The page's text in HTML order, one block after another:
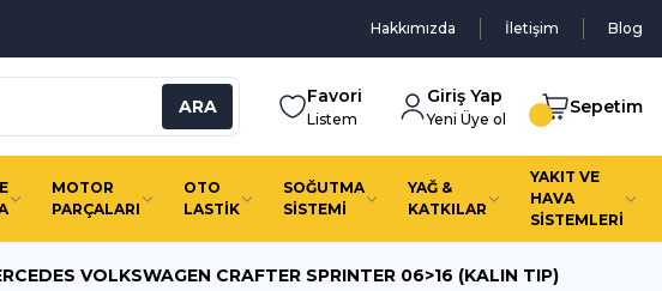
Hakkımızda İletişim Blog
ARA Favori
Listem
Giriş Yap
Yeni Üye ol
Sepetim
MOTOR
PARÇALARI
OTO
LASTİK
SOĞUTMA
SİSTEMİ
YAĞ &
KATKILAR
YAKIT VE
HAVA
SİSTEMLERİ
VOLKSWAGEN CRAFTER SPRINTER 06>16 (KALIN TIP)